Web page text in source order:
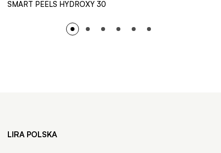
SMART PEELS HYDROXY 30
LIRA POLSKA